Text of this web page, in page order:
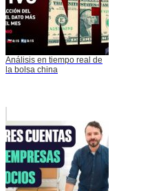
Análisis en tiempo real de
la bolsa china